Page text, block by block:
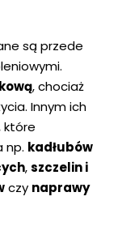
są przede
, chociaż
Innym ich
które
np. kadłubów
,szczelin i
czy naprawy